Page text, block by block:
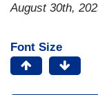
August 30th,
Font Size